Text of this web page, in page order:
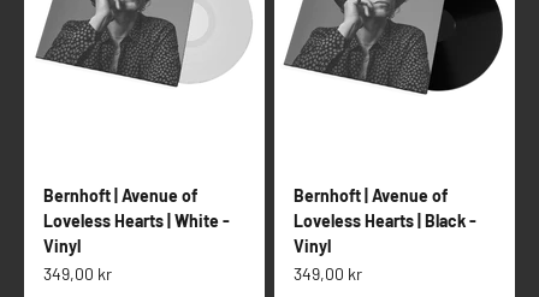
Bernhoft | Avenue of
Loveless Hearts | White -
Vinyl
Salgspris
349,00 kr
Bernhoft | Avenue of
Loveless Hearts | Black -
Vinyl
Salgspris
349,00 kr